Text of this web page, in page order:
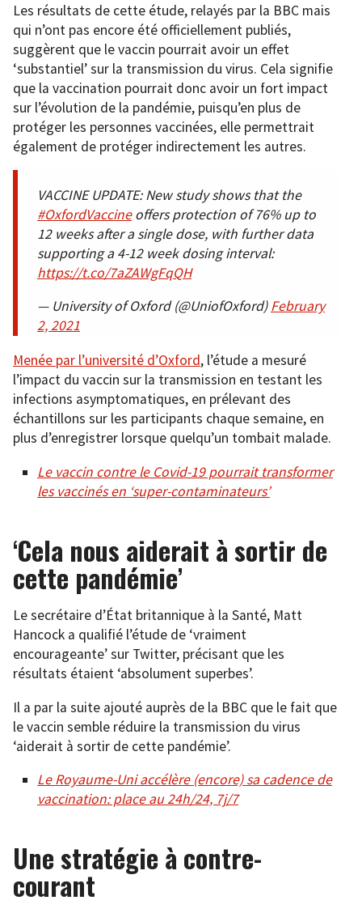
Les résultats de cette étude, relayés par la BBC mais
qui n’ont pas encore été officiellement publiés,
suggèrent que le vaccin pourrait avoir un effet
‘substantiel’ sur la transmission du virus. Cela signifie
que la vaccination pourrait donc avoir un fort impact
sur l’évolution de la pandémie, puisqu’en plus de
protéger les personnes vaccinées, elle permettrait
également de protéger indirectement les autres.
VACCINE UPDATE: New study shows that the
#OxfordVaccineoffers protection of 76% up to
12 weeks after a single dose, with further data
supporting a 4-12 week dosing interval:
https://t.co/7aZAWgFqQH
— University of Oxford (@UniofOxford)February
2, 2021
Menée par l’université d’Oxford, l’étude a mesuré
l’impact du vaccin sur la transmission en testant les
infections asymptomatiques, en prélevant des
échantillons sur les participants chaque semaine, en
plus d’enregistrer lorsque quelqu’un tombait malade.
Le vaccin contre le Covid-19 pourrait transformer
les vaccinés en ‘super-contaminateurs’
‘Cela nous aiderait à sortir de
cette pandémie’
Le secrétaire d’État britannique à la Santé, Matt
Hancock a qualifié l’étude de ‘vraiment
encourageante’ sur Twitter, précisant que les
résultats étaient ‘absolument superbes’.
Il a par la suite ajouté auprès de la BBC que le fait que
le vaccin semble réduire la transmission du virus
‘aiderait à sortir de cette pandémie’.
Le Royaume-Uni accélère (encore) sa cadence de
vaccination: place au 24h/24, 7j/7
Une stratégie à contre-
courant